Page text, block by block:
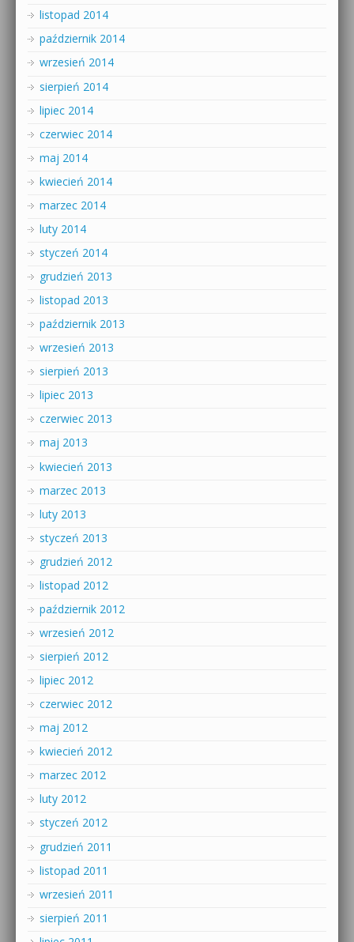
listopad 2014
październik 2014
wrzesień 2014
sierpień 2014
lipiec 2014
czerwiec 2014
maj 2014
kwiecień 2014
marzec 2014
luty 2014
styczeń 2014
grudzień 2013
listopad 2013
październik 2013
wrzesień 2013
sierpień 2013
lipiec 2013
czerwiec 2013
maj 2013
kwiecień 2013
marzec 2013
luty 2013
styczeń 2013
grudzień 2012
listopad 2012
październik 2012
wrzesień 2012
sierpień 2012
lipiec 2012
czerwiec 2012
maj 2012
kwiecień 2012
marzec 2012
luty 2012
styczeń 2012
grudzień 2011
listopad 2011
wrzesień 2011
sierpień 2011